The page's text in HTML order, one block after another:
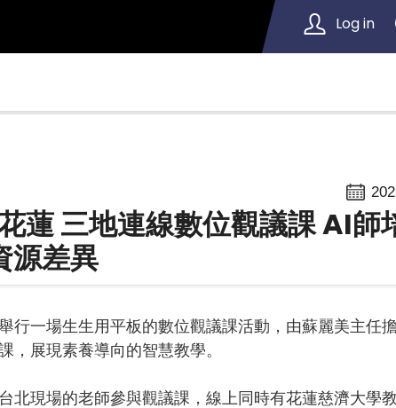
Log in
蓮 三地連線數位觀議課 AI師
源差異
行一場生生用平板的數位觀議課活動，由蘇麗美主任
，展現素養導向的智慧教學。
北現場的老師參與觀議課，線上同時有花蓮慈濟大學